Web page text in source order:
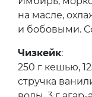
на масле,
и бобовыми.
Чизкейк:
250 г кешью,
стручка